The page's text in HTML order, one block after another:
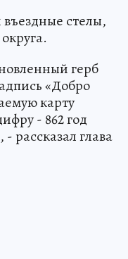
стелы,
герб
«Добро
карту
- 862 год
рассказал глава